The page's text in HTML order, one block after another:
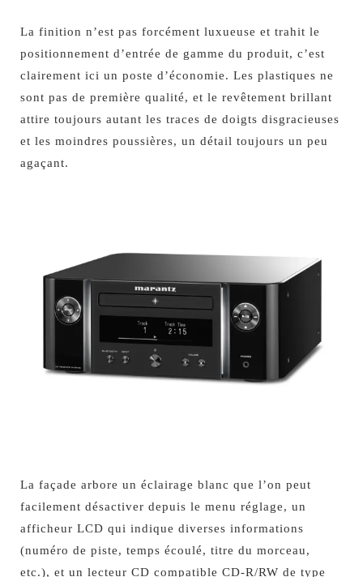
La finition n’est pas forcément luxueuse et trahit le
positionnement d’entrée de gamme du produit, c’est
clairement ici un poste d’économie. Les plastiques ne
sont pas de première qualité, et le revêtement brillant
attire toujours autant les traces de doigts disgracieuses
et les moindres poussières, un détail toujours un peu
agaçant.
La façade arbore un éclairage blanc que l’on peut
facilement désactiver depuis le menu réglage, un
afficheur LCD qui indique diverses informations
(numéro de piste, temps écoulé, titre du morceau,
etc.), et un lecteur CD compatible CD-R/RW de type